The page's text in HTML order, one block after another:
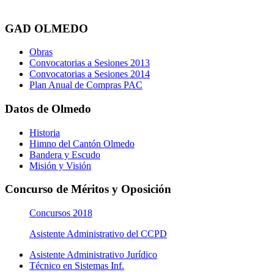
GAD OLMEDO
Obras
Convocatorias a Sesiones 2013
Convocatorias a Sesiones 2014
Plan Anual de Compras PAC
Datos de Olmedo
Historia
Himno del Cantón Olmedo
Bandera y Escudo
Misión y Visión
Concurso de Méritos y Oposición
Concursos 2018
Asistente Administrativo del CCPD
Asistente Administrativo Jurídico
Técnico en Sistemas Inf.